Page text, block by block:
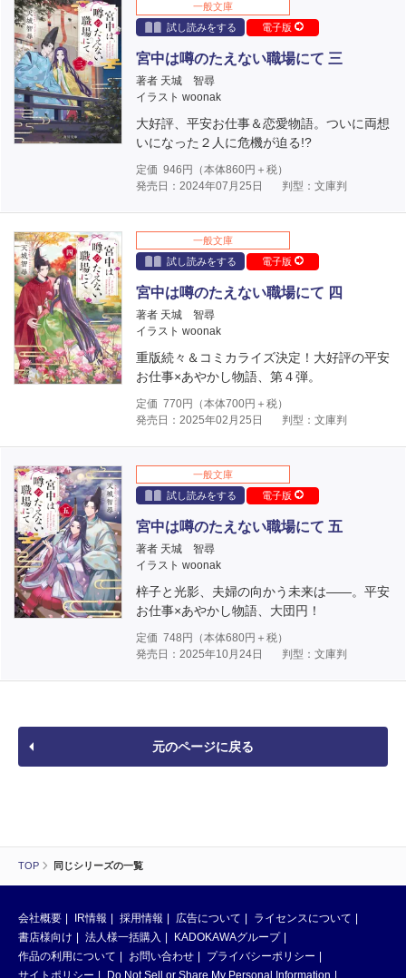
TOP 同じシリーズの一覧
一般文庫
試し読みをする
電子版
宮中は噂のたえない職場にて 三
著者 天城 智尋
イラスト woonak
大好評、平安お仕事＆恋愛物語。ついに両想
いになった２人に危機が迫る!?
定価 946 円（本体860円＋税）
発売日：2024年07月25日
判型：文庫判
一般文庫
試し読みをする
電子版
宮中は噂のたえない職場にて 四
著者 天城 智尋
イラスト woonak
重版続々＆コミカライズ決定！大好評の平安
お仕事×あやかし物語、第４弾。
定価 770円（本体700円＋税）
発売日：2025年02月25日
判型：文庫判
一般文庫
試し読みをする
電子版
宮中は噂のたえない職場にて 五
著者 天城 智尋
イラスト woonak
梓子と光影、夫婦の向かう未来は――。平安
お仕事×あやかし物語、大団円！
定価 748 円（本体680円＋税）
発売日：2025年10月24日
判型：文庫判
元のページに戻る
会社概要 IR情報 採用情報 広告について
ライセンスについて
書店様向け
法人様一括購入
KADOKAWAグループ
作品の利用について
お問い合わせ
プライバシーポリシー
サイトポリシー
Do Not Sell or Share My Personal Information